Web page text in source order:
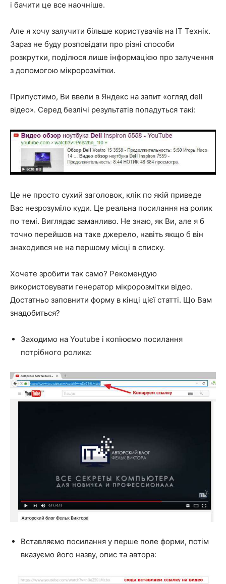
і бачити це все наочніше.
Але я хочу залучити більше користувачів на IT Технік.
Зараз не буду розповідати про різні способи
розкрутки, поділюся лише інформацією про залучення
з допомогою мікророзмітки.
Припустимо, Ви ввели в Яндекс на запит «огляд dell
відео». Серед безлічі результатів попадуться такі:
Це не просто сухий заголовок, клік по якій приведе
Вас незрозуміло куди. Це реальна посилання на ролик
по темі. Виглядає заманливо. Не знаю, як Ви, але я б
точно перейшов на таке джерело, навіть якщо б він
знаходився не на першому місці в списку.
Хочете зробити так само? Рекомендую
використовувати генератор мікророзмітки відео.
Достатньо заповнити форму в кінці цієї статті. Що Вам
знадобиться?
Заходимо на Youtube і копіюємо посилання
потрібного ролика:
Вставляємо посилання у перше поле форми, потім
вказуємо його назву, опис та автора: